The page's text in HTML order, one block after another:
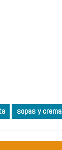
sopas y